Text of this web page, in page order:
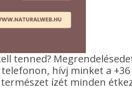
tenned?
hívj minket a
ízét minden